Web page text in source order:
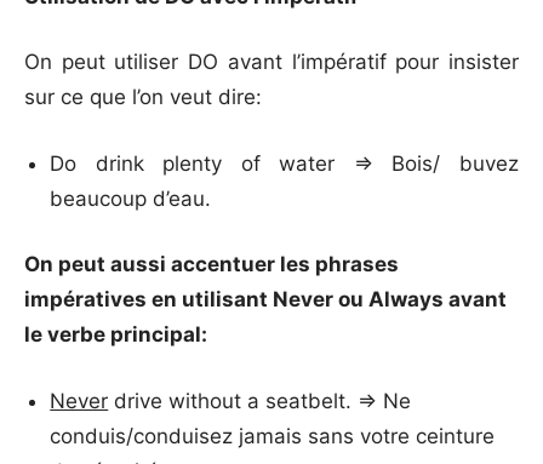
On peut utiliser DO avant l’impératif pour insister
sur ce que l’on veut dire:
Do drink plenty of water => Bois/ buvez
beaucoup d’eau.
On peut aussi accentuer les phrases
impératives en utilisant Never ou Always avant
le verbe principal:
Never drive without a seatbelt. => Ne
conduis/conduisez jamais sans votre ceinture